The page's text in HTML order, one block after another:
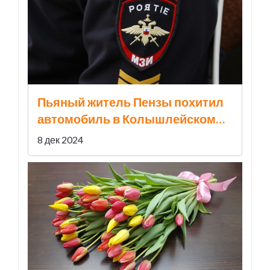
Пьяный житель Пензы похитил
автомобиль в Колышлейском
районе: детали инцидента
8 дек 2024